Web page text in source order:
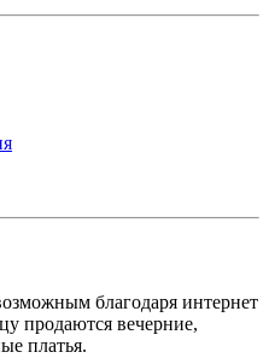
благодаря интернет
продаются вечерние,
платья.